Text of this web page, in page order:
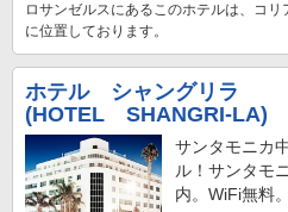
ロサンゼルスにあるこのホテルは、コ
に位置しております。
ホテル シャングリラ
(HOTEL SHANGRI-LA)
サンタモニカ
ル！サンタモ
内。WiFi無料